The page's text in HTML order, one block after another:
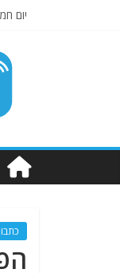
יום